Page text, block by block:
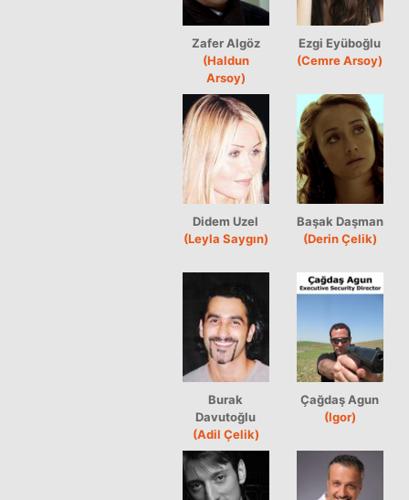
Zafer Algöz
(Haldun
Arsoy)
Ezgi Eyüboğlu
(Cemre Arsoy)
Didem Uzel
(Leyla Saygın)
Başak Daşman
(Derin Çelik)
Burak
Davutoğlu
(Adil Çelik)
Çağdaş Agun
(Igor)